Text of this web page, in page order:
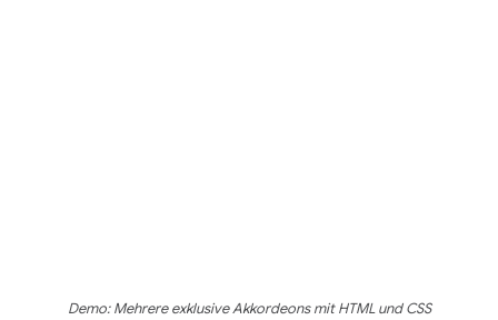
Demo: Mehrere exklusive Akkordeons mit HTML und CSS